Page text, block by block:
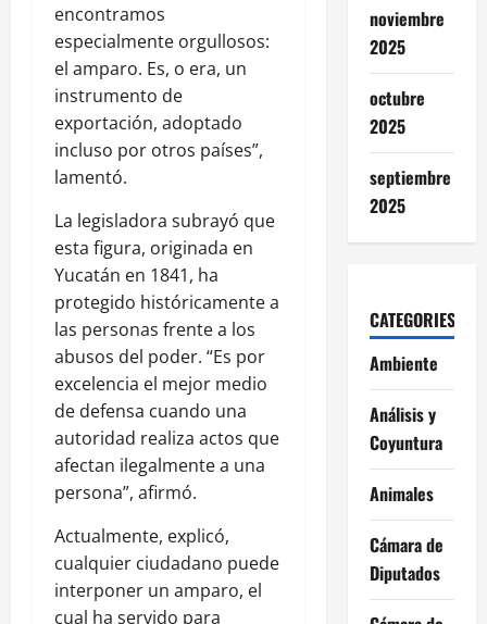
encontramos
especialmente orgullosos:
el amparo. Es, o era, un
instrumento de
exportación, adoptado
incluso por otros países”,
lamentó.
La legisladora subrayó que
esta figura, originada en
Yucatán en 1841, ha
protegido históricamente a
las personas frente a los
abusos del poder. “Es por
excelencia el mejor medio
de defensa cuando una
autoridad realiza actos que
afectan ilegalmente a una
persona”, afirmó.
Actualmente, explicó,
cualquier ciudadano puede
interponer un amparo, el
cual ha servido para
noviembre
2025
octubre
2025
septiembre
2025
CATEGORIES
Ambiente
Análisis y
Coyuntura
Animales
Cámara de
Diputados